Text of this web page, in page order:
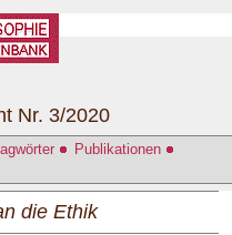
Publikationen
Nr. 3/2020
die Ethik